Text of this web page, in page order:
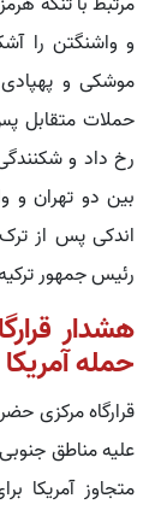
و واشنگتن را
موشکی و
حملات متقابل
رخ داد و
بین دو تهران و
اندکی پس از
رئیس جمهور
هشدار
حمله
قرارگاه مرکزی
علیه مناطق
متجاوز آمریکا